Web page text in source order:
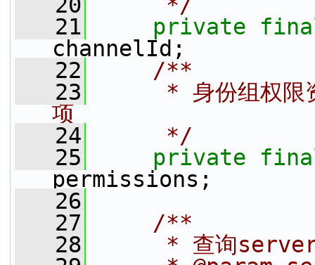
   21
private
channelId;
   22
    /**
   23
* 身份组权限
项
   24
     */
   25
private
permissions;
   26
   27
    /**
   28
* 查询